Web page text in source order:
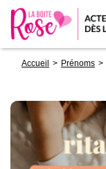
principal
d'Ariane
Accueil Prénoms